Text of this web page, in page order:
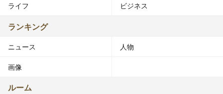
ライフ ビジネス
ランキング
ニュース 人物
画像
ルーム